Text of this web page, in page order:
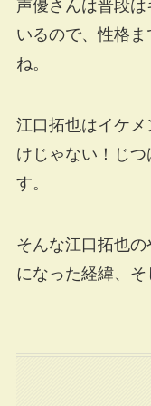
声優さんは普段
いるので、性格
ね。
江口拓也はイケ
けじゃない！じ
す。
そんな江口拓也
になった経緯、そ